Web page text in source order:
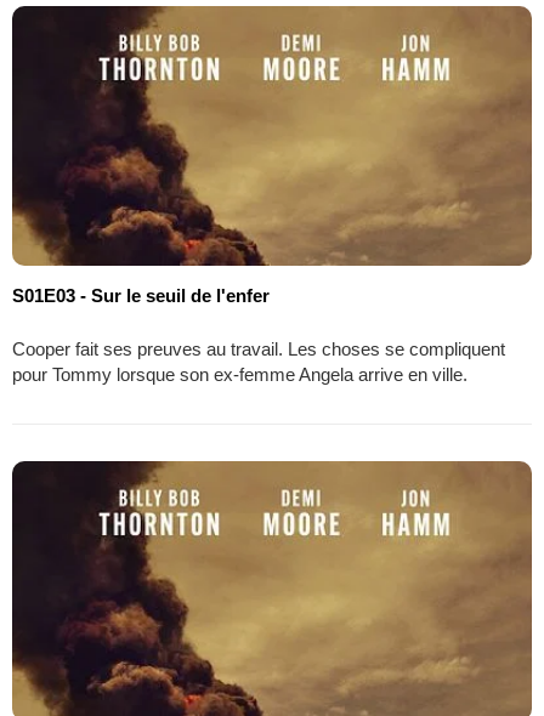
S01E03 - Sur le seuil de l'enfer
Cooper fait ses preuves au travail. Les choses se compliquent
pour Tommy lorsque son ex-femme Angela arrive en ville.